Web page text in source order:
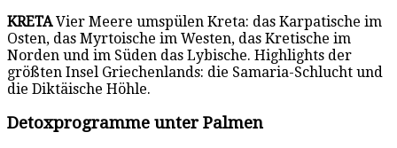
KRETAVier Meere umspülen Kreta: das Karpatische im
Osten, das Myrtoische im Westen, das Kretische im
Norden und im Süden das Lybische. Highlights der
größten Insel Griechenlands: die Samaria-Schlucht und
die Diktäische Höhle.
Detoxprogramme unter Palmen